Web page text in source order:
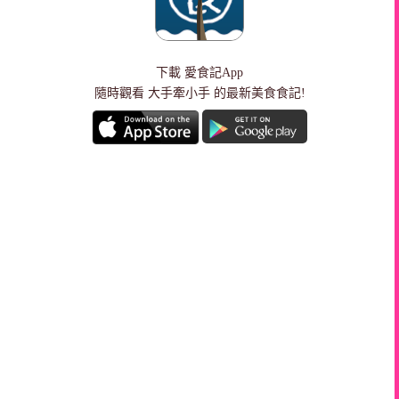
下載 愛食記App
隨時觀看 大手牽小手 的最新美食食記!